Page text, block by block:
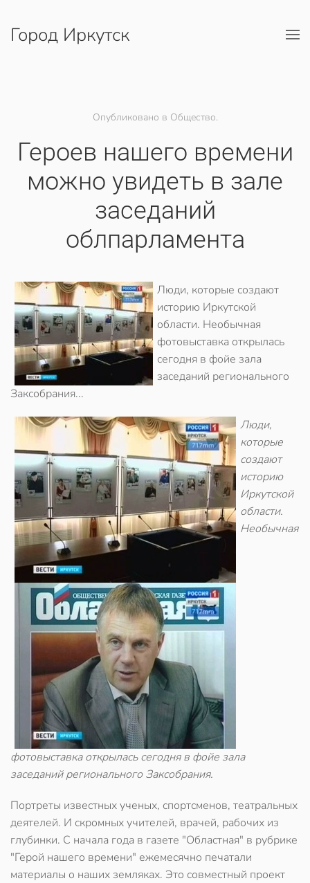
Перейти к содержимому
Город Иркутск
Опубликовано в Общество.
Героев нашего времени
можно увидеть в зале
заседаний
облпарламента
Люди, которые создают
историю Иркутской
области. Необычная
фотовыставка открылась
сегодня в фойе зала
заседаний регионального
Заксобрания...
Люди,
которые
создают
историю
Иркутской
области.
Необычная
фотовыставка открылась сегодня в фойе зала
заседаний регионального Заксобрания.
Портреты известных ученых, спортсменов, театральных
деятелей. И скромных учителей, врачей, рабочих из
глубинки. С начала года в газете "Областная" в рубрике
"Герой нашего времени" ежемесячно печатали
материалы о наших земляках. Это совместный проект